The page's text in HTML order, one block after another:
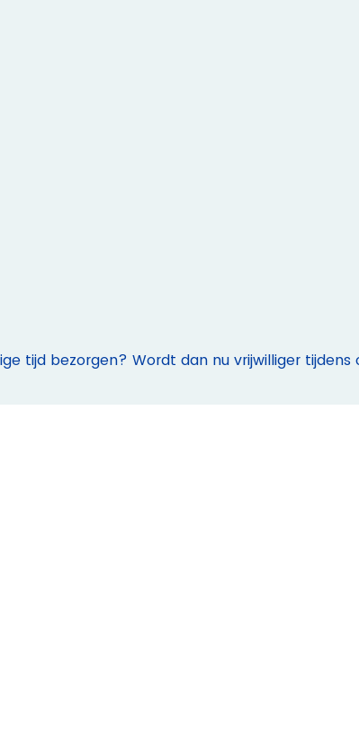
tijd bezorgen? Wordt dan nu vrijwilliger tijdens